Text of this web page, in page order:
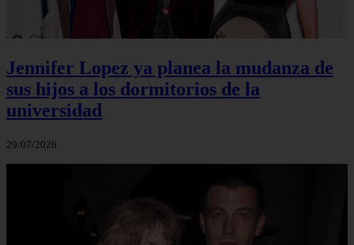
Jennifer Lopez ya planea la mudanza de
sus hijos a los dormitorios de la
universidad
29/07/2026